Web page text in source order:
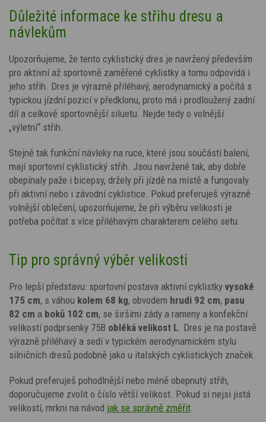
Důležité informace ke střihu dresu a
návlekům
Upozorňujeme, že tento cyklistický dres je navržený především
pro aktivní až sportovně zaměřené cyklistky a tomu odpovídá i
jeho střih. Dres je výrazně přiléhavý, aerodynamický a počítá s
typickou jízdní pozicí v předklonu, proto má i prodloužený zadní
díl a celkově sportovnější siluetu. Nejde tedy o volnější
„výletní“ střih.
Stejně tak funkční návleky na ruce, které jsou součástí balení,
mají sportovní cyklistický střih. Jsou navržené tak, aby dobře
obepínaly paže i bicepsy, držely při jízdě na místě a fungovaly
při aktivní nebo i závodní cyklistice. Pokud preferuješ výrazně
volnější oblečení, upozorňujeme, že při výběru velikosti je
potřeba počítat s více přiléhavým charakterem celého setu.
Tip pro správný výběr velikosti
Pro lepší představu: sportovní postava aktivní cyklistky vysoké
175 cm, s váhou kolem 68 kg, obvodem hrudi 92 cm, pasu
82 cm a boků 102 cm, se širšími zády a rameny a konfekční
velikostí podprsenky 75B obléká velikost L . Dres je na postavě
výrazně přiléhavý a sedí v typickém aerodynamickém stylu
silničních dresů podobně jako u italských cyklistických značek.
Pokud preferuješ pohodlnější nebo méně obepnutý střih,
doporučujeme zvolit o číslo větší velikost. Pokud si nejsi jistá
velikostí, mrkni na návod jak se správně změřit